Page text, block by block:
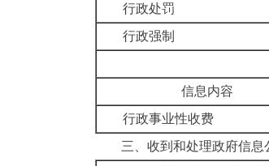
行政处罚
行政强制
信息内容
行政事业性收费
三、收到和处理政府信息